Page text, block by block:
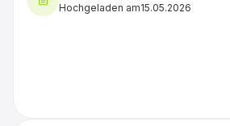
Hochgeladen am15.05.2026